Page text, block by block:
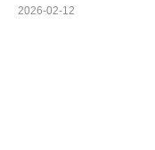
2026-02-12